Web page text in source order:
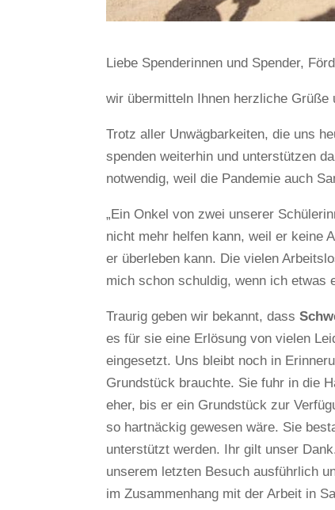
Liebe Spenderinnen und Spender,
wir übermitteln Ihnen herzliche
Trotz aller Unwägbarkeiten, die uns
spenden weiterhin und unterstützen
notwendig, weil die Pandemie auch
„Ein Onkel von zwei unserer
nicht mehr helfen kann, weil er keine
er überleben kann. Die vielen
mich schon schuldig, wenn ich etwas
Traurig geben wir bekannt, dass
es für sie eine Erlösung von vielen
eingesetzt. Uns bleibt noch in
Grundstück brauchte. Sie fuhr in die
eher, bis er ein Grundstück zur
so hartnäckig gewesen wäre. Sie
unterstützt werden. Ihr gilt unser
unserem letzten Besuch ausführlich
im Zusammenhang mit der Arbeit in